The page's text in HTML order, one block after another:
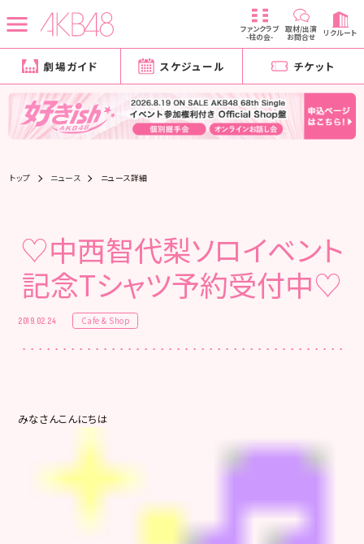
ファンクラブ
-柱の会-
取材/出演
お問合せ リクルート
劇場ガイド スケジュール チケット
トップ ニュース ニュース詳細
♡中西智代梨ソロイベント
記念Tシャツ予約受付中♡
2019.02.24 Cafe & Shop
みなさんこんにちは